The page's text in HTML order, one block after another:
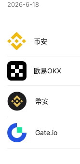
2026-6-18
币安
欧易OKX
幣安
Gate.io